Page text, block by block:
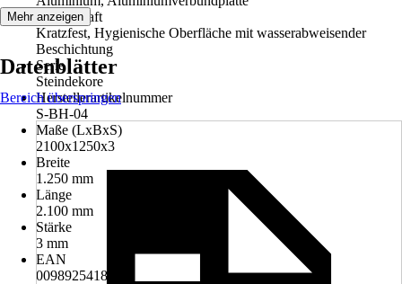
Eigenschaft
Kratzfest, Hygienische Oberfläche mit wasserabweisender
Beschichtung
Serie
Steindekore
Herstellerartikelnummer
S-BH-04
Maße (LxBxS)
2100x1250x3
Breite
1.250 mm
Länge
2.100 mm
Stärke
3 mm
EAN
0098925418130
Mehr anzeigen
Datenblätter
Bereich überspringen